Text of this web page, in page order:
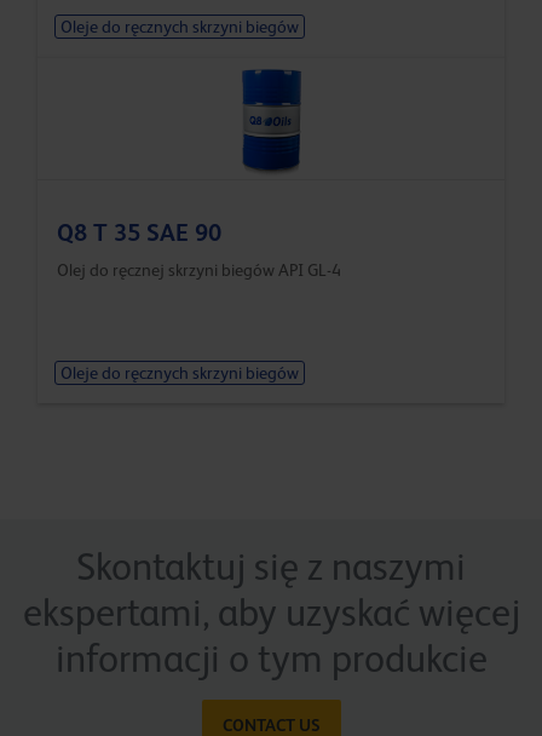
Oleje do ręcznych skrzyni biegów
Q8 T 35 SAE 90
Olej do ręcznej skrzyni biegów API GL-4
Oleje do ręcznych skrzyni biegów
Skontaktuj się z naszymi
ekspertami, aby uzyskać więcej
informacji o tym produkcie
CONTACT US